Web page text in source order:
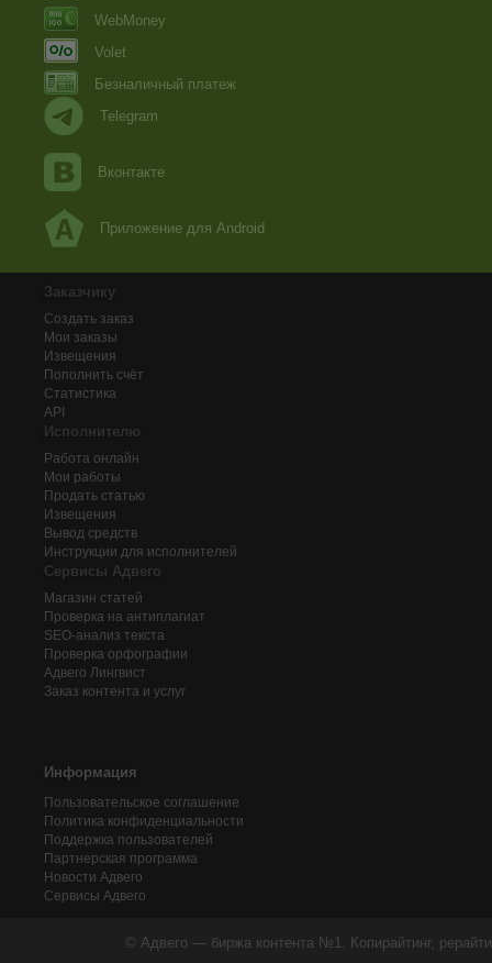
WebMoney
Volet
Безналичный платеж
Telegram
Вконтакте
Приложение для Android
Заказчику
Создать заказ
Мои заказы
Извещения
Пополнить счёт
Статистика
API
Исполнителю
Работа онлайн
Мои работы
Продать статью
Извещения
Вывод средств
Инструкции для исполнителей
Сервисы Адвего
Магазин статей
Проверка на антиплагиат
SEO-анализ текста
Проверка орфографии
Адвего Лингвист
Заказ контента и услуг
Информация
Пользовательское соглашение
Политика конфиденциальности
Поддержка пользователей
Партнерская программа
Новости Адвего
Сервисы Адвего
© Адвего — биржа контента №1. Копирайтинг,